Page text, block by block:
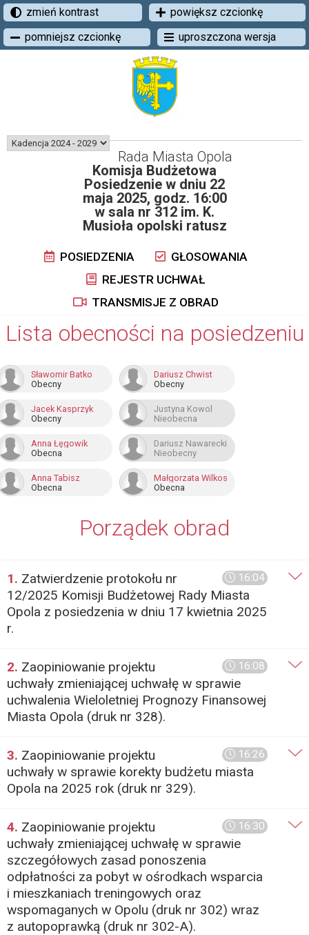
zmień kontrast
powiększ czcionkę
pomniejsz czcionkę
uproszczona wersja
Rada Miasta Opola
Komisja Budżetowa
Posiedzenie w dniu 22
maja 2025, godz. 16:00
w sala nr 312 im. K.
Musioła opolski ratusz
POSIEDZENIA
GŁOSOWANIA
REJESTR UCHWAŁ
TRANSMISJE Z OBRAD
Lista obecności na posiedzeniu
Sławomir Batko
Obecny
Dariusz Chwist
Obecny
Jacek Kasprzyk
Obecny
Justyna Kowol
Nieobecna
Anna Łęgowik
Obecna
Dariusz Nawarecki
Nieobecny
Anna Tabisz
Obecna
Małgorzata Wilkos
Obecna
Porządek obrad
16:04
1. Zatwierdzenie protokołu nr
12/2025 Komisji Budżetowej Rady Miasta
Opola z posiedzenia w dniu 17 kwietnia 2025
r.
16:08
2. Zaopiniowanie projektu
uchwały zmieniającej uchwałę w sprawie
uchwalenia Wieloletniej Prognozy Finansowej
Miasta Opola (druk nr 328).
16:26
3. Zaopiniowanie projektu
uchwały w sprawie korekty budżetu miasta
Opola na 2025 rok (druk nr 329).
16:30
4. Zaopiniowanie projektu
uchwały zmieniającej uchwałę w sprawie
szczegółowych zasad ponoszenia
odpłatności za pobyt w ośrodkach wsparcia
i mieszkaniach treningowych oraz
wspomaganych w Opolu (druk nr 302) wraz
z autopoprawką (druk nr 302-A).